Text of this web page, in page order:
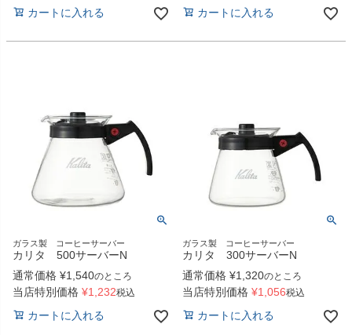
カートに入れる カートに入れる
ガラス製 コーヒーサーバー
カリタ 500サーバーN
通常価格 ¥1,540のところ
当店特別価格 ¥1,232税込
カートに入れる
ガラス製 コーヒーサーバー
カリタ 300サーバーN
通常価格 ¥1,320のところ
当店特別価格 ¥1,056税込
カートに入れる